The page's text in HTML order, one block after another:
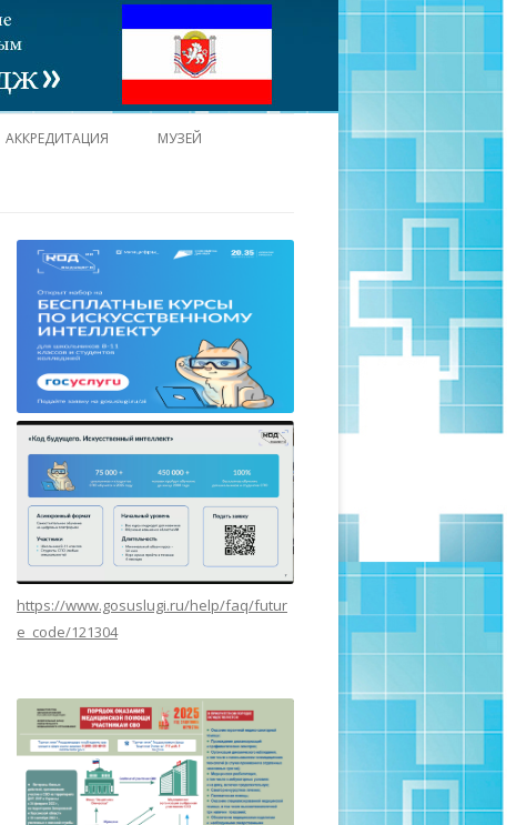
АККРЕДИТАЦИЯ МУЗЕЙ
https://www.gosuslugi.ru/help/faq/futur
e_code/121304